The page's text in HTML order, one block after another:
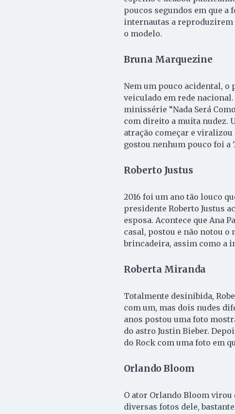
poucos segundos em que
internautas a reproduzirem
o modelo.
Bruna Marquezine
Nem um pouco acidental,
veiculado em rede
minissérie “Nada Será
com direito a muita nudez.
atração começar e viralizou
gostou nenhum pouco foi a
Roberto Justus
2016 foi um ano tão louco
presidente Roberto Justus
esposa. Acontece que Ana
casal, postou e não notou o
brincadeira, assim como a
Roberta Miranda
Totalmente desinibida,
com um, mas dois nudes
anos postou uma foto
do astro Justin Bieber.
do Rock com uma foto em
Orlando Bloom
O ator Orlando Bloom
diversas fotos dele,